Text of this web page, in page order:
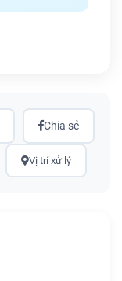
Chia sẻ
Vị trí xử lý